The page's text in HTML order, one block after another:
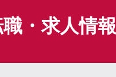
・求人情報